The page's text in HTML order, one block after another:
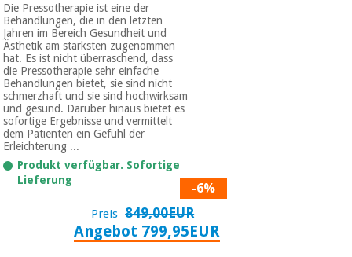
Die Pressotherapie ist eine der
Behandlungen, die in den letzten
Jahren im Bereich Gesundheit und
Ästhetik am stärksten zugenommen
hat. Es ist nicht überraschend, dass
die Pressotherapie sehr einfache
Behandlungen bietet, sie sind nicht
schmerzhaft und sie sind hochwirksam
und gesund. Darüber hinaus bietet es
sofortige Ergebnisse und vermittelt
dem Patienten ein Gefühl der
Erleichterung ...
Produkt verfügbar. Sofortige
Lieferung
-6%
Preis 849,00EUR
Angebot 799,95EUR